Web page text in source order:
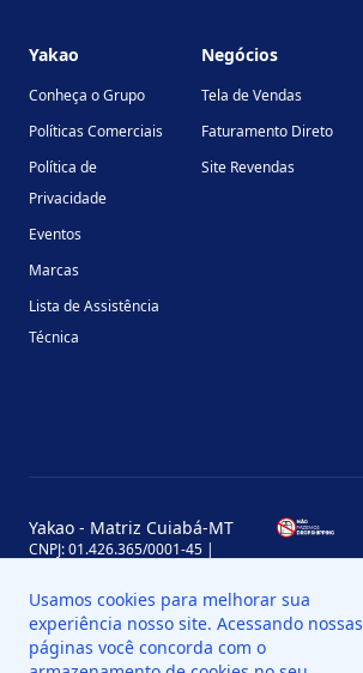
Yakao
Conheça o Grupo
Políticas Comerciais
Política de
Privacidade
Eventos
Marcas
Lista de Assistência
Técnica
Negócios
Tela de Vendas
Faturamento Direto
Site Revendas
Yakao - Matriz Cuiabá-MT
CNPJ: 01.426.365/0001-45 |
Leblon, MT, Brasil, CEP 78060-000
Yakao - Filial Sinop-MT
CNPJ: 01.426.365/0008-11 |
Usamos cookies para melhorar sua
experiência nosso site. Acessando nossas
páginas você concorda com o